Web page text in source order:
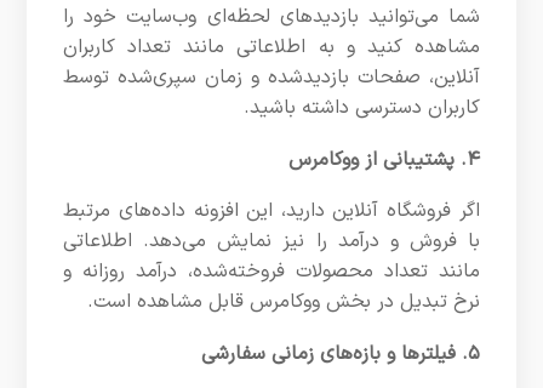
شما می‌توانید بازدیدهای لحظه‌ای وب‌سایت خود را
مشاهده کنید و به اطلاعاتی مانند تعداد کاربران
آنلاین، صفحات بازدیدشده و زمان سپری‌شده توسط
کاربران دسترسی داشته باشید.
۴. پشتیبانی از ووکامرس
اگر فروشگاه آنلاین دارید، این افزونه داده‌های مرتبط
با فروش و درآمد را نیز نمایش می‌دهد. اطلاعاتی
مانند تعداد محصولات فروخته‌شده، درآمد روزانه و
نرخ تبدیل در بخش ووکامرس قابل مشاهده است.
۵. فیلترها و بازه‌های زمانی سفارشی